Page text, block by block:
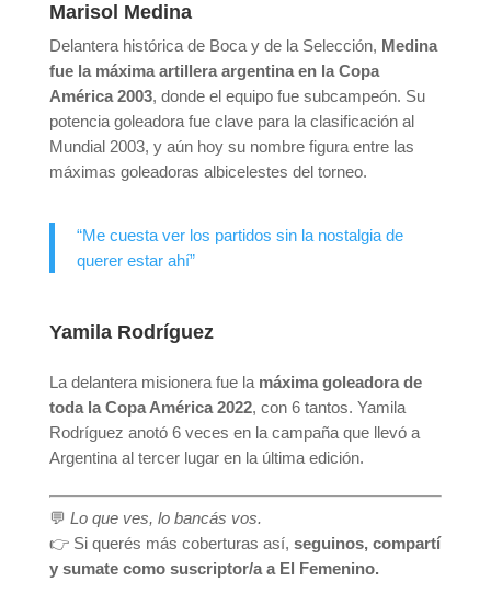
Marisol Medina
Delantera histórica de Boca y de la Selección, Medina
fue la máxima artillera argentina en la Copa
América 2003, donde el equipo fue subcampeón. Su
potencia goleadora fue clave para la clasificación al
Mundial 2003, y aún hoy su nombre figura entre las
máximas goleadoras albicelestes del torneo.
“Me cuesta ver los partidos sin la nostalgia de
querer estar ahí”
Yamila Rodríguez
La delantera misionera fue la máxima goleadora de
toda la Copa América 2022, con 6 tantos. Yamila
Rodríguez anotó 6 veces en la campaña que llevó a
Argentina al tercer lugar en la última edición.
💬 Lo que ves, lo bancás vos.
👉 Si querés más coberturas así, seguinos, compartí
y sumate como suscriptor/a a El Femenino.